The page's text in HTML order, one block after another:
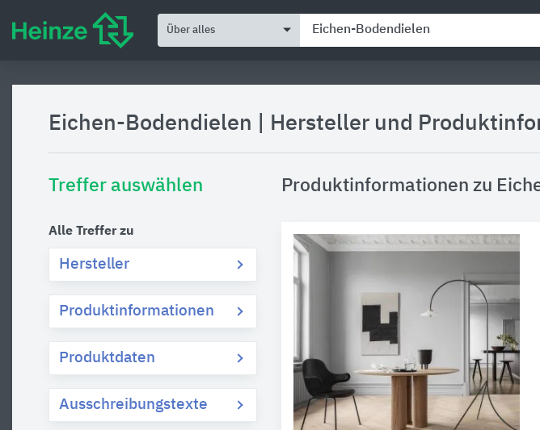
Über alles
Eichen-Bodendielen Hersteller und
Treffer auswählen
Alle Treffer zu
Hersteller
Produktinformationen
Produktdaten
Ausschreibungstexte
Produktinformationen zu